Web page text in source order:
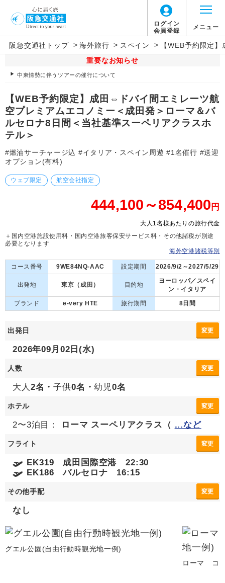
ログイン
会員登録
メニュー
阪急交通社トップ > 海外旅行 > スペイン >
【WEB予約限定
重要なお知らせ
中東情勢に伴うツアーの催行について
【WEB予約限定】成田⇔ドバイ間エミレーツ航
空プレミアムエコノミー＜成田発＞ローマ＆バ
ルセロナ8日間＜当社基準スーペリアクラスホ
テル＞
#燃油サーチャージ込 #イタリア・スペイン周遊 #1名催行 #送迎
オプション(有料)
ウェブ限定 航空会社指定
444,100～854,400 円
大人1名様あたりの旅行代金
＋国内空港施設使用料・国内空港旅客保安サービス料・その他諸税が別途
必要となります
海外空港諸税等別
コース番号 9WE84NQ-AAC 設定期間 2026/9/2～2027/5/29
出発地 東京（成田） 目的地
ヨーロッパ／スペイ
ン・イタリア
ブランド
e-very HTE 旅行期間 8日間
出発日 変更
2026年09月02日(水)
人数 変更
大人 2名・子供0名・幼児0名
ホテル 変更
2〜3泊目： ローマ スーペリアクラス（ ...など
フライト 変更
EK319 成田国際空港 22:30
EK186 バルセロナ 16:15
その他手配 変更
なし
グエル公園(自由行動時観光地一例)
ローマ コ